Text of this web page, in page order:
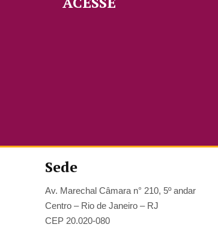
Sede
Av. Marechal Câmara n° 210, 5º andar
Centro – Rio de Janeiro – RJ
CEP 20.020-080